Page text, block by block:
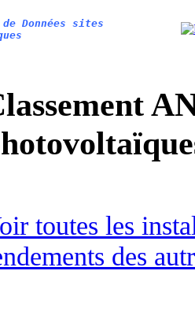
de Données sites
toutes les
des